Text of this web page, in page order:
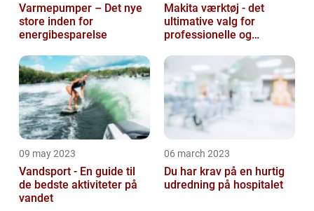
Varmepumper – Det nye
store inden for
energibesparelse
Makita værktøj - det
ultimative valg for
professionelle og
selv'ere
09 may 2023
Vandsport - En guide til
de bedste aktiviteter på
vandet
06 march 2023
Du har krav på en hurtig
udredning på hospitalet